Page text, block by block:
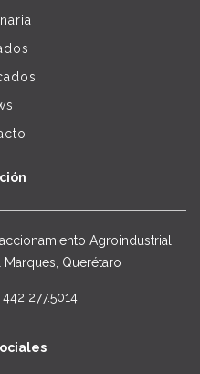
Agroindustrial
Marques, Querétaro
277.5014